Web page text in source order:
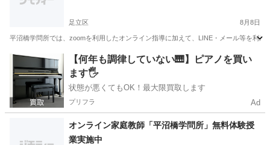
足立区 8月8日
平沼橋学問所では、zoomを利用したオンライン指導に加えて、LINE・メール等を利
東京 足立区 家庭教師 無料
【何年も調律していない🎹】ピアノを買い
ます🖐️
状態が悪くてもOK！最大限買取します
プリフラ Ad
オンライン家庭教師「平沼橋学問所」無料体験授
業実施中